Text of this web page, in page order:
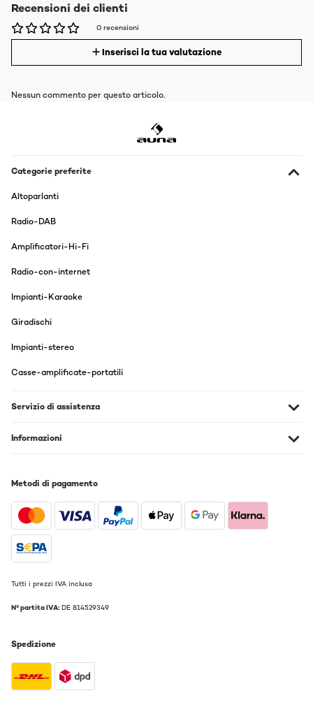
Recensioni dei clienti
0 recensioni
Inserisci la tua valutazione
Nessun commento per questo articolo.
Categorie preferite
Altoparlanti
Radio-DAB
Amplificatori-Hi-Fi
Radio-con-internet
Impianti-Karaoke
Giradischi
Impianti-stereo
Casse-amplificate-portatili
Servizio di assistenza
Informazioni
Metodi di pagamento
Tutti i prezzi IVA inclusa
N° partita IVA: DE 814529349
Spedizione